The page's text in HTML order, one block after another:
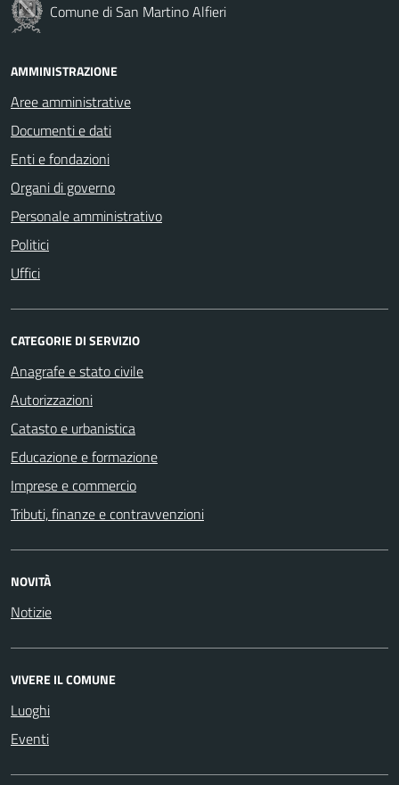
Comune di San Martino Alfieri
AMMINISTRAZIONE
Aree amministrative
Documenti e dati
Enti e fondazioni
Organi di governo
Personale amministrativo
Politici
Uffici
CATEGORIE DI SERVIZIO
Anagrafe e stato civile
Autorizzazioni
Catasto e urbanistica
Educazione e formazione
Imprese e commercio
Tributi, finanze e contravvenzioni
NOVITÀ
Notizie
VIVERE IL COMUNE
Luoghi
Eventi